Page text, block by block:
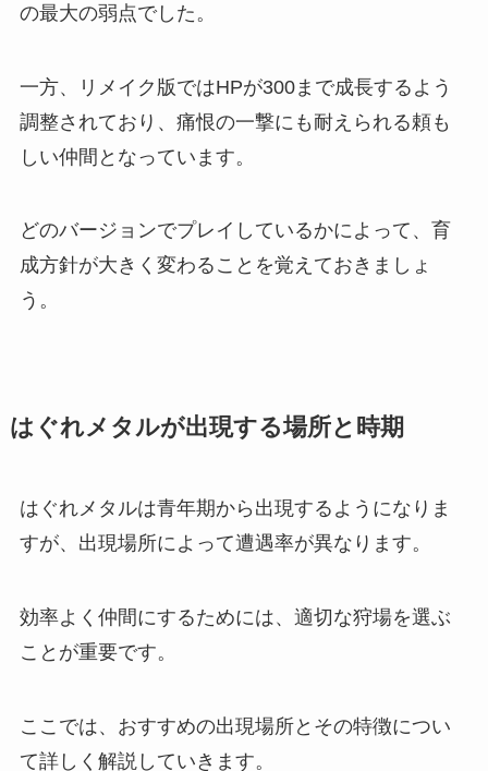
の最大の弱点でした。
一方、リメイク版ではHPが300まで成長するよう
調整されており、痛恨の一撃にも耐えられる頼も
しい仲間となっています。
どのバージョンでプレイしているかによって、育
成方針が大きく変わることを覚えておきましょ
う。
はぐれメタルが出現する場所と時期
はぐれメタルは青年期から出現するようになりま
すが、出現場所によって遭遇率が異なります。
効率よく仲間にするためには、適切な狩場を選ぶ
ことが重要です。
ここでは、おすすめの出現場所とその特徴につい
て詳しく解説していきます。